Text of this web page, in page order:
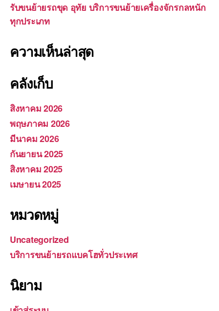
รับขนย้ายรถขุด อุทัย บริการขนย้ายเครื่องจักรกลหนัก
ทุกประเภท
ความเห็นล่าสุด
คลังเก็บ
สิงหาคม 2026
พฤษภาคม 2026
มีนาคม 2026
กันยายน 2025
สิงหาคม 2025
เมษายน 2025
หมวดหมู่
Uncategorized
บริการขนย้ายรถแบคโฮทั่วประเทศ
นิยาม